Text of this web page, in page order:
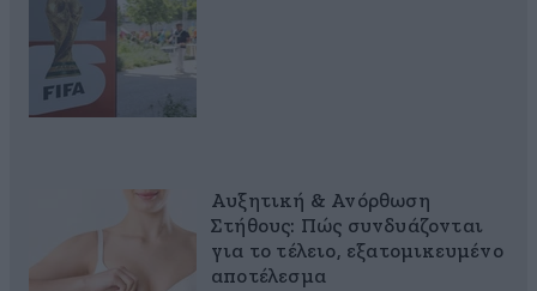
Αυξητική & Ανόρθωση
Στήθους: Πώς συνδυάζονται
για το τέλειο, εξατομικευμένο
αποτέλεσμα